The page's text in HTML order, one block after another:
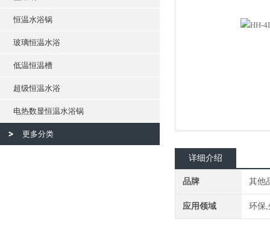
恒温水浴锅
玻璃恒温水浴
低温恒温槽
超级恒温水浴
电热数显恒温水浴锅
更多分类
详细介绍
品牌 其他
应用领域 环保